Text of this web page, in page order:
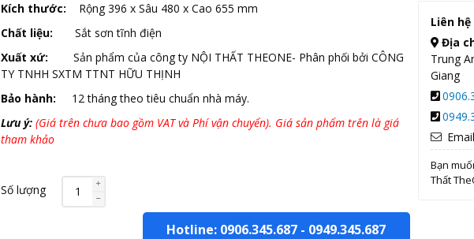
Kích thước: Rộng 396 x Sâu 480 x Cao 655 mm
Chất liệu:
Sắt sơn tĩnh điện
Xuất xứ:
Sản phẩm của công ty NỘI THẤT THEONE- Phân phối bởi CÔNG
TY TNHH SXTM TTNT HỮU THỊNH
Bảo hành:
12 tháng theo tiêu chuẩn nhà máy.
Lưu ý: (Giá trên chưa bao gồm VAT và Phí vận chuyển). Giá sản phẩm trên là giá
tham khảo
Số lượng
Hotline: 0906.345.687 - 0949.345.687
Liên hệ
Địa
Trung
Giang
Bạn
Thất